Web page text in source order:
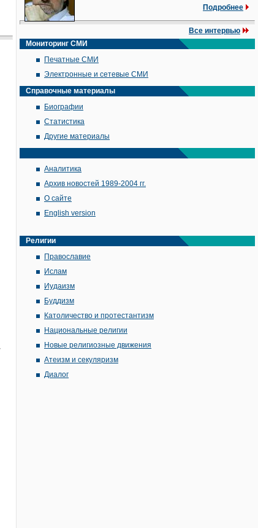
Подробнее
Все интервью
Мониторинг СМИ
Печатные СМИ
Электронные и сетевые СМИ
Справочные материалы
Биографии
Статистика
Другие материалы
Аналитика
Архив новостей 1989-2004 гг.
О сайте
English version
Религии
Православие
Ислам
Иудаизм
Буддизм
Католичество и протестантизм
Национальные религии
Новые религиозные движения
Атеизм и секуляризм
Диалог